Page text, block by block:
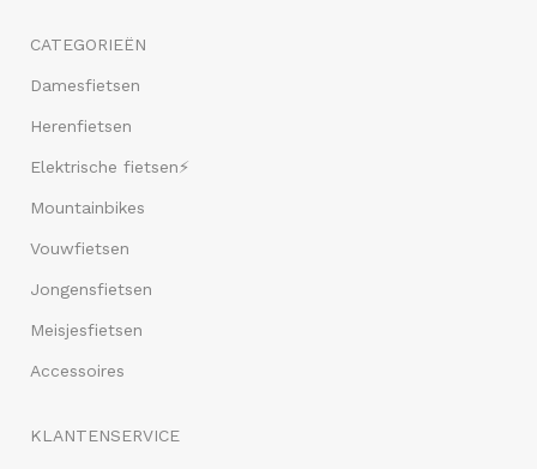
CATEGORIEËN
Damesfietsen
Herenfietsen
Elektrische fietsen⚡
Mountainbikes
Vouwfietsen
Jongensfietsen
Meisjesfietsen
Accessoires
KLANTENSERVICE